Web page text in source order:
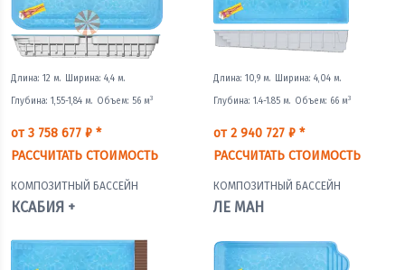
Длина: 12 м. Ширина: 4,4 м.
Глубина: 1,55-1,84 м. Объем: 56 м3
от 3 758 677 ₽ *
РАССЧИТАТЬ СТОИМОСТЬ
Длина: 10,9 м. Ширина: 4,04 м.
Глубина: 1.4-1.85 м. Объем: 66 м3
от 2 940 727 ₽ *
РАССЧИТАТЬ СТОИМОСТЬ
КОМПОЗИТНЫЙ БАССЕЙН
КСАБИЯ +
КОМПОЗИТНЫЙ БАССЕЙН
ЛЕ МАН